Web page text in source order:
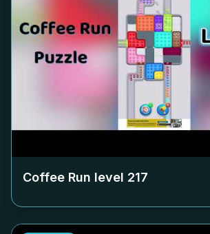
Coffee Run level 217